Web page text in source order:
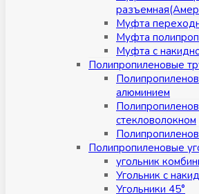
Муфта
Муфта
Муфта с
Полипропиленовые
алюминием
стекловолокном
Полипропиленовые
угольник
Угольник с
Угольники 45°